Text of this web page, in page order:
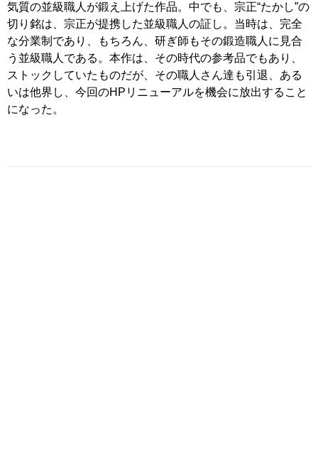
気質の並級職人が鍛え上げた作品。中でも、宗正“たかし”の
切り銘は、宗正が提携した並級職人の証し。当時は、完全
な分業制であり、もちろん、研ぎ師もその鍛造職人に見合
う並級職人である。本作は、その時代の参考品でもあり、
ストックしていたものだが、その職人さん達も引退、ある
いは他界し、今回のHPリニューアルを機会に放出すること
になった。